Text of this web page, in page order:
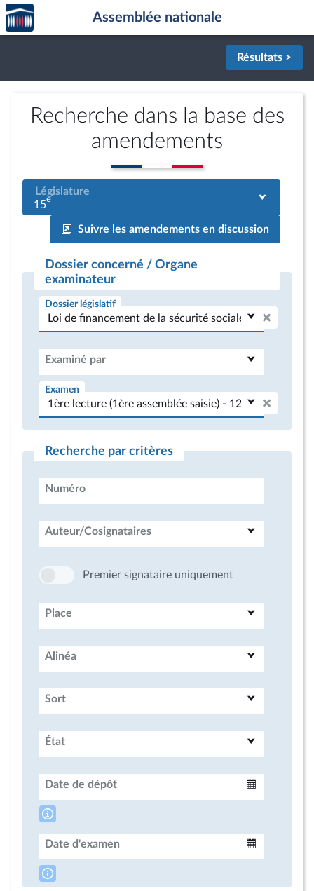
Aller au contenu
Aller en bas de la page
Accèder
à la
page
Assemblée nationale
Résultats >
Recherche dans la base des
amendements
Législature
15e
Suivre les amendements en discussion
Dossier concerné / Organe
examinateur
Dossier législatif
Examiné par
Examen
Recherche par critères
Numéro
Auteur/Cosignataires
Premier signataire uniquement
Place
Alinéa
Sort
État
Date de dépôt
Date d'examen